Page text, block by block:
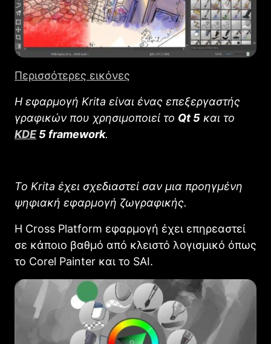
Περισσότερες εικόνες
Η εφαρμογή Krita είναι ένας επεξεργαστής
γραφικών που χρησιμοποιεί το Qt 5 και το
KDE5 framework.
Το Κrita έχει σχεδιαστεί σαν μια προηγμένη
ψηφιακή εφαρμογή ζωγραφικής.
Η Cross Platform εφαρμογή έχει επηρεαστεί
σε κάποιο βαθμό από κλειστό λογισμικό όπως
το Corel Painter και το SAI.